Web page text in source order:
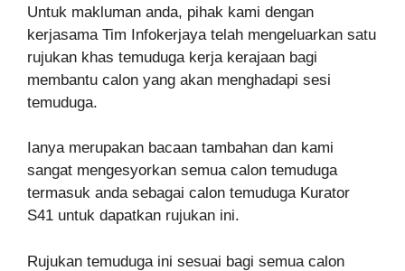
Untuk makluman anda, pihak kami dengan
kerjasama Tim Infokerjaya telah mengeluarkan satu
rujukan khas temuduga kerja kerajaan bagi
membantu calon yang akan menghadapi sesi
temuduga.
Ianya merupakan bacaan tambahan dan kami
sangat mengesyorkan semua calon temuduga
termasuk anda sebagai calon temuduga Kurator
S41 untuk dapatkan rujukan ini.
Rujukan temuduga ini sesuai bagi semua calon